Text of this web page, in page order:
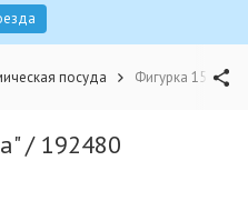
посуда Фигурка 15 см
/ 192480